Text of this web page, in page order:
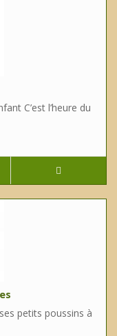
C’est l’heure du
petits poussins à